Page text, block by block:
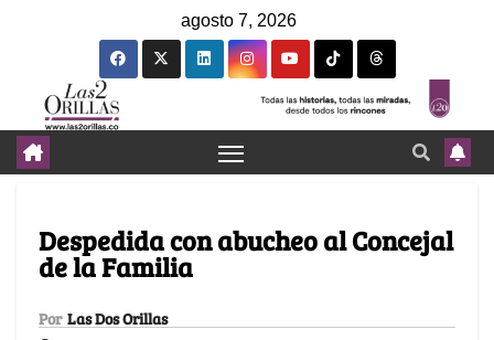
agosto 7, 2026
Despedida con abucheo al Concejal
de la Familia
Por Las Dos Orillas